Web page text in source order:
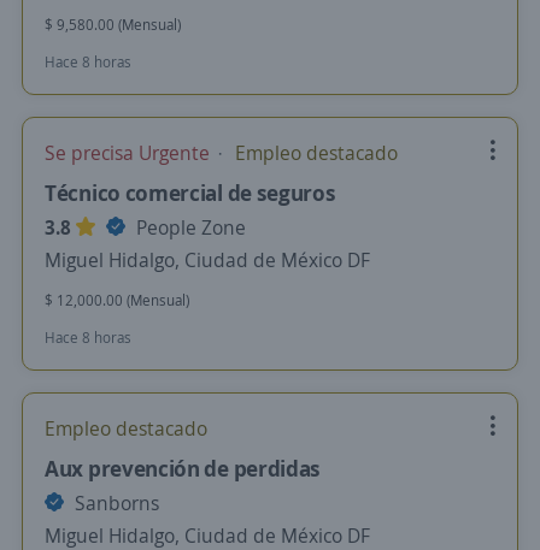
$ 9,580.00 (Mensual)
Hace 8 horas
Se precisa Urgente Empleo destacado
Técnico comercial de seguros
3.8
People Zone
Miguel Hidalgo, Ciudad de México DF
$ 12,000.00 (Mensual)
Hace 8 horas
Empleo destacado
Aux prevención de perdidas
Sanborns
Miguel Hidalgo, Ciudad de México DF